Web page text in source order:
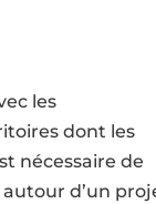
les
dont les
nécessaire de
d’un